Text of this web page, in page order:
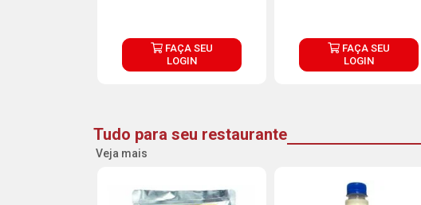
FAÇA SEU
LOGIN
FAÇA SEU
LOGIN
Tudo para seu restaurante
Veja mais